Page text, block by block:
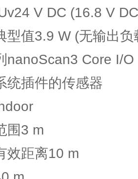
24 V DC (16.8 V
型值3.9 W (无输出负
nanoScan3 Core I/O
统插件的传感器
围3 m
效距离10 m